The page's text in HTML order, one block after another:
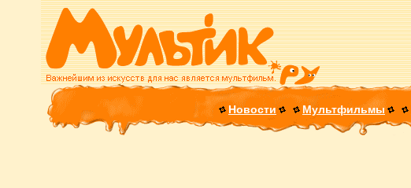
Новости Мультфильмы